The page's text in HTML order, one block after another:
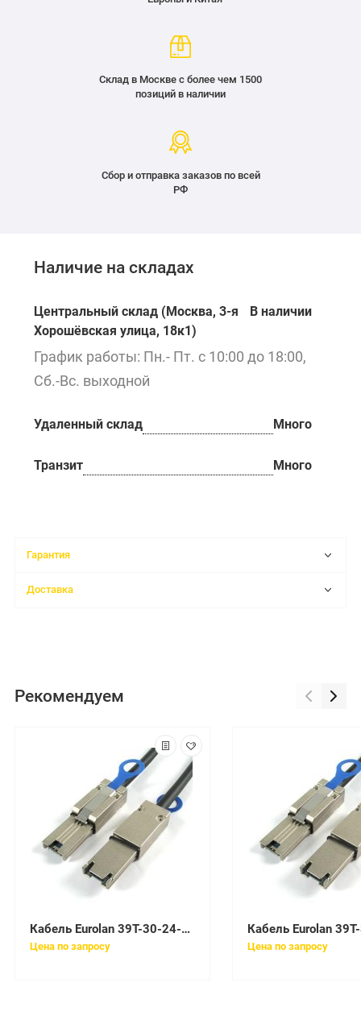
Склад в Москве с более чем 1500
позиций в наличии
Сбор и отправка заказов по всей
РФ
Наличие на складах
Центральный склад (Москва, 3-я
Хорошёвская улица, 18к1)
В наличии
График работы: Пн.- Пт. с 10:00 до 18:00,
Сб.-Вс. выходной
Удаленный склад Много
Транзит Много
Гарантия
Доставка
Рекомендуем
Кабель Eurolan 39T-30-24-12AQ
Цена по запросу Цена по запросу